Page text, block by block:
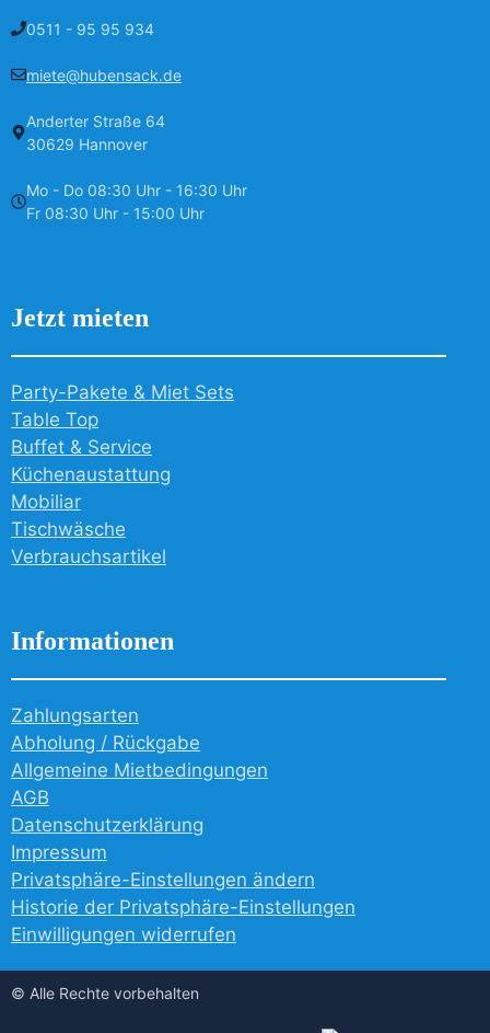
0511 - 95 95 934
miete@hubensack.de
Anderter Straße 64
30629 Hannover
Mo - Do 08:30 Uhr - 16:30 Uhr
Fr 08:30 Uhr - 15:00 Uhr
Jetzt mieten
Party-Pakete & Miet Sets
Table Top
Buffet & Service
Küchenaustattung
Mobiliar
Tischwäsche
Verbrauchsartikel
Informationen
Zahlungsarten
Abholung / Rückgabe
Allgemeine Mietbedingungen
AGB
Datenschutzerklärung
Impressum
Privatsphäre-Einstellungen ändern
Historie der Privatsphäre-Einstellungen
Einwilligungen widerrufen
© Alle Rechte vorbehalten